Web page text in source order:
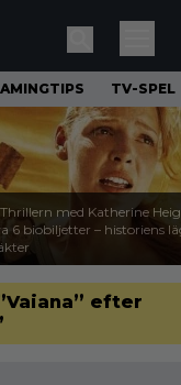
TV-SPEL
Thrillern med Katherine
6 biobiljetter – historiens
efter